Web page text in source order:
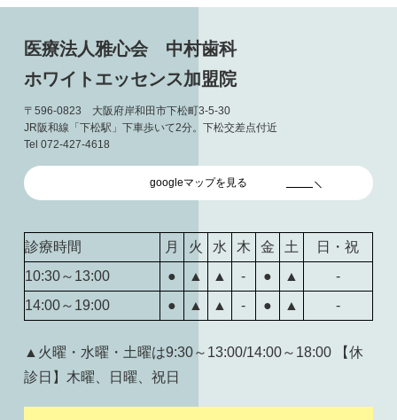
医療法人雅心会 中村歯科
ホワイトエッセンス加盟院
〒596-0823 大阪府岸和田市下松町3-5-30
JR阪和線「下松駅」下車歩いて2分。下松交差点付近
Tel 072-427-4618
googleマップを見る
診療時間 月 火 水 木 金 土
日・祝
10:30～13:00
● ▲ ▲ - ● ▲
-
14:00～19:00
● ▲ ▲ - ● ▲ -
▲火曜・水曜・土曜は9:30～13:00/14:00～18:00 【休
診日】木曜、日曜、祝日